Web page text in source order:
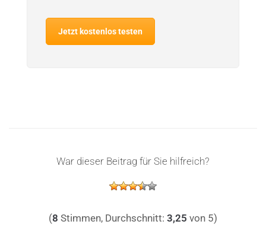
Jetzt kostenlos testen
War dieser Beitrag für Sie hilfreich?
(8 Stimmen, Durchschnitt: 3,25 von 5)